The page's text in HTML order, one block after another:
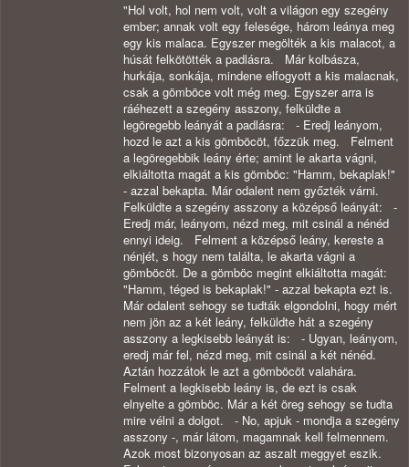
"Hol volt, hol nem volt, volt a világon egy szegény
ember; annak volt egy felesége, három leánya meg
egy kis malaca. Egyszer megölték a kis malacot, a
húsát felkötötték a padlásra. Már kolbásza,
hurkája, sonkája, mindene elfogyott a kis malacnak,
csak a gömböce volt még meg. Egyszer arra is
ráéhezett a szegény asszony, felküldte a
legöregebb leányát a padlásra: - Eredj leányom,
hozd le azt a kis gömböcöt, főzzük meg. Felment
a legöregebbik leány érte; amint le akarta vágni,
elkiáltotta magát a kis gömböc: "Hamm, bekaplak!"
- azzal bekapta. Már odalent nem győzték várni.
Felküldte a szegény asszony a középső leányát: -
Eredj már, leányom, nézd meg, mit csinál a nénéd
ennyi ideig. Felment a középső leány, kereste a
nénjét, s hogy nem találta, le akarta vágni a
gömböcöt. De a gömböc megint elkiáltotta magát:
"Hamm, téged is bekaplak!" - azzal bekapta ezt is.
Már odalent sehogy se tudták elgondolni, hogy mért
nem jön az a két leány, felküldte hát a szegény
asszony a legkisebb leányát is: - Ugyan, leányom,
eredj már fel, nézd meg, mit csinál a két nénéd.
Aztán hozzátok le azt a gömböcöt valahára.
Felment a legkisebb leány is, de ezt is csak
elnyelte a gömböc. Már a két öreg sehogy se tudta
mire vélni a dolgot. - No, apjuk - mondja a szegény
asszony -, már látom, magamnak kell felmennem.
Azok most bizonyosan az aszalt meggyet eszik.